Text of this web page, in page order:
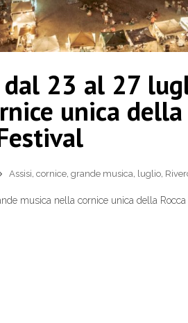
dal 23 al 27
unica della
Assisi, cornice, grande musica, luglio,
musica nella cornice unica della